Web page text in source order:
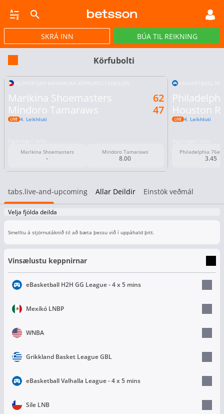
GULLPOTTAR PÓKER TILBOÐ VIRTUAL
SKRÁ INN BÚA TIL REIKNING
Körfubolti
Marikina Shoemasters
Mindoro Tamaraws
62
47
4. Leikhluti
Marikina Shoemasters
-
Mindoro Tamaraws
8.00
Houston
4. Leikhluti
Philadelphia
3.45
tabs.live-and-upcoming Allar Deildir Einstök veðmál
Velja fjölda deilda
Smelltu á stjörnutáknið til að bæta þessu við í uppáhald þitt.
Vinsælustu keppnirnar
eBasketball H2H GG League - 4 x 5 mins
Mexíkó LNBP
WNBA
Grikkland Basket League GBL
eBasketball Valhalla League - 4 x 5 mins
Síle LNB